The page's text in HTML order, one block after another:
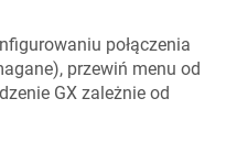
połączenia
przewiń menu od
GX zależnie od